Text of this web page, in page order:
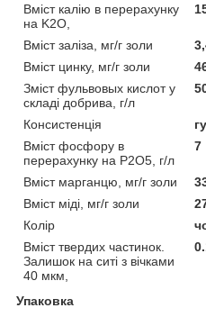
Вміст калію в перерахунку
на K2O,
Вміст заліза, мг/г золи
Вміст цинку, мг/г золи
Зміст фульвовых кислот у
складі добрива, г/л
Консистенція
Вміст фосфору в
перерахунку на P2O5, г/л
7
Вміст марганцю, мг/г золи
Вміст міді, мг/г золи
Колір
Вміст твердих частинок.
Залишок на ситі з вічками
40 мкм,
Упаковка